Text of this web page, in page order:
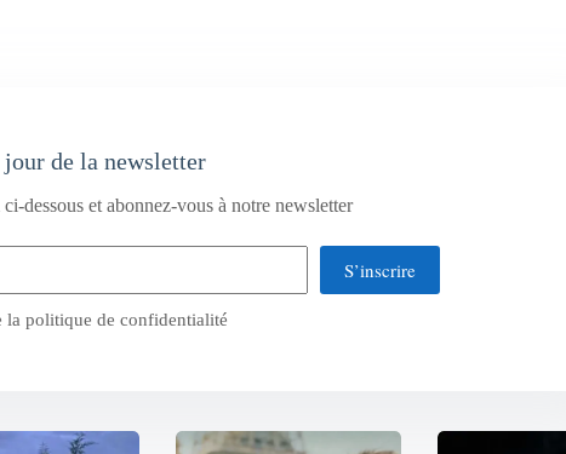
de la newsletter
dessous et abonnez-vous à notre newsletter
S’inscrire
la politique de confidentialité